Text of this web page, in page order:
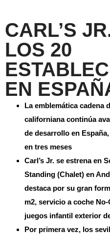
CARL’S
LOS 20
EN
La emblemática cadena
californiana continúa
de desarrollo en
en tres meses
Carl’s Jr. se estrena en
Standing (Chalet) en
destaca por su gran
m2, servicio a coche
juegos infantil exterior
Por primera vez, los